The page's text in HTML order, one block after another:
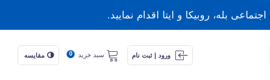
بله، روبیکا و ایتا اقدام نمایید.
ورود | ثبت نام 0 سبد خرید مقایسه